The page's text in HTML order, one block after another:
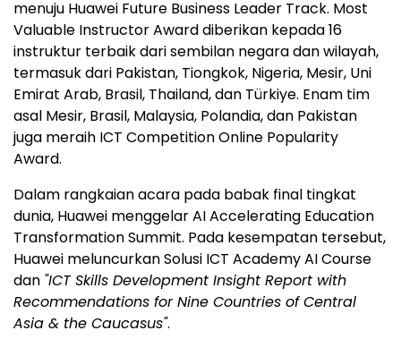
menuju Huawei Future Business Leader Track. Most
Valuable Instructor Award diberikan kepada 16
instruktur terbaik dari sembilan negara dan wilayah,
termasuk dari Pakistan, Tiongkok, Nigeria, Mesir, Uni
Emirat Arab, Brasil, Thailand, dan Türkiye. Enam tim
asal Mesir, Brasil, Malaysia, Polandia, dan Pakistan
juga meraih ICT Competition Online Popularity
Award.
Dalam rangkaian acara pada babak final tingkat
dunia, Huawei menggelar AI Accelerating Education
Transformation Summit. Pada kesempatan tersebut,
Huawei meluncurkan Solusi ICT Academy AI Course
dan "ICT Skills Development Insight Report with
Recommendations for Nine Countries of Central
Asia & the Caucasus".